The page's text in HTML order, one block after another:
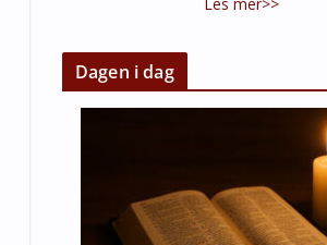
Dagen i dag